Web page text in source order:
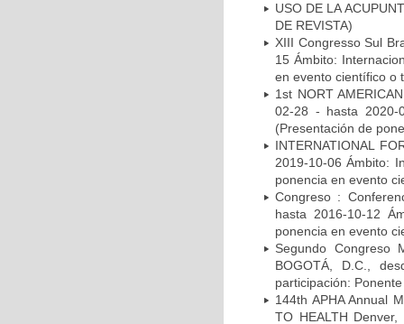
USO DE LA
DE REVISTA)
XIII Congresso Sul
15 Ámbito:
en evento científico o
1st NORT
02-28 - hasta 2020-
(Presentación de
INTERNATIONAL
2019-10-06 Ámbito:
ponencia en evento
Congreso :
hasta 2016-10-12
ponencia en evento
Segundo Congreso
BOGOTÁ, D.C.,
participación:
144th APHA Annual
TO HEALTH